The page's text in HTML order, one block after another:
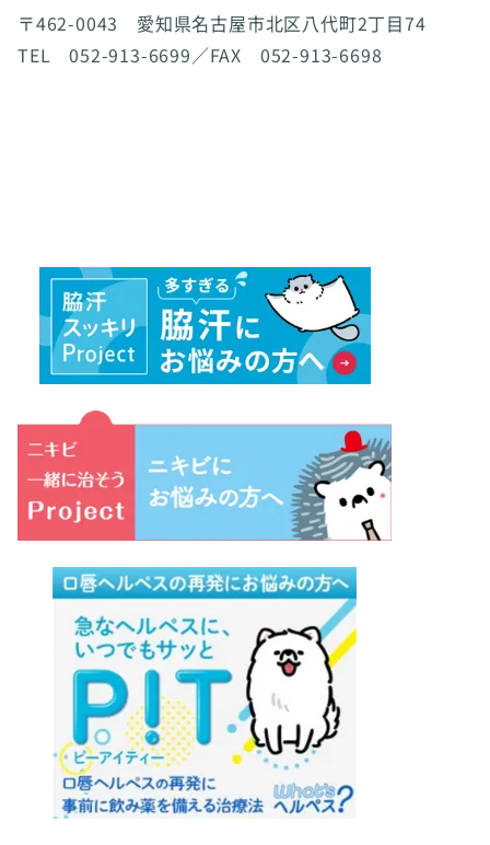
〒462-0043 愛知県名古屋市北区八代町2丁目74
TEL 052-913-6699／FAX 052-913-6698